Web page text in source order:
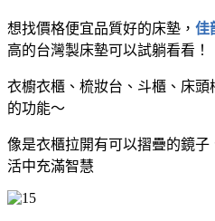
想找價格便宜品質好的床墊， 佳
高的台灣製床墊可以試躺看看！
衣櫥衣櫃、梳妝台、斗櫃、床
的功能～
像是衣櫃拉開有可以摺疊的鏡
活中充滿智慧